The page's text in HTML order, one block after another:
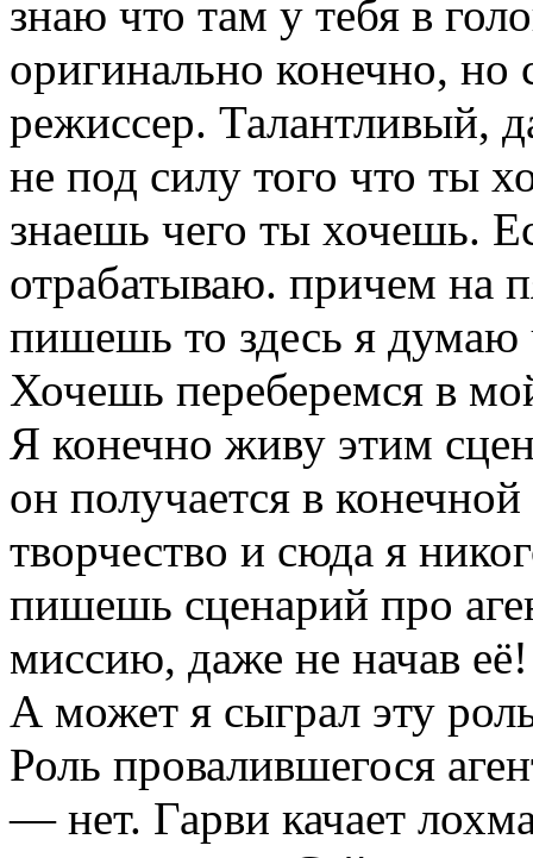
знаю что там у тебя в
оригинально конечно,
режиссер. Талантливый,
не под силу того что ты
знаешь чего ты хочешь.
отрабатываю. причем на
пишешь то здесь я
Хочешь переберемся в
Я конечно живу этим
он получается в
творчество и сюда я
пишешь сценарий про
миссию, даже не начав её!
А может я сыграл эту
Роль провалившегося
— нет. Гарви качает